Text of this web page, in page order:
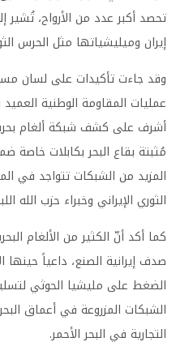
تحصد أكبر عدد من الأرواح،
إيران وميليشياتها مثل الحرس
وقد جاءت تأكيدات على لسان
عمليات المقاومة الوطنية
أشرف على كشف شبكة ألغام
مُثبتة بقاع البحر بكابلات
المزيد من الشبكات تتواجد في
الثوري الإيراني وخبراء حزب الله
كما أكد أنّ الكثير من الألغام
صدف إيرانية الصنع، داعياً
الضغط على مليشيا الحوثي
الشبكات المزروعة في أعماق
التجارية في البحر الأحمر.